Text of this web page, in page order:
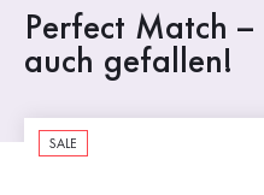
Perfect Match
auch gefallen!
SALE